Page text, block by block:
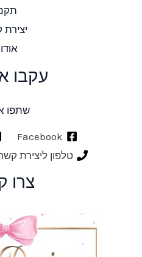
עקבו
שתפו
Facebook
טלפון ליצירת
צרו